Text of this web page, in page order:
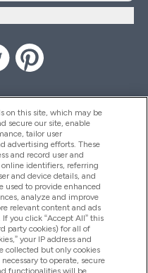
on this site, which may be
secure our site, enable
tailor user
advertising efforts. These
and record user and
online identifiers, referring
and device details, and
used to provide enhanced
analyze and improve
relevant content and ads
you click “Accept All” this
party cookies) for all of
your IP address and
collected but only cookies
to operate, secure
functionalities will be